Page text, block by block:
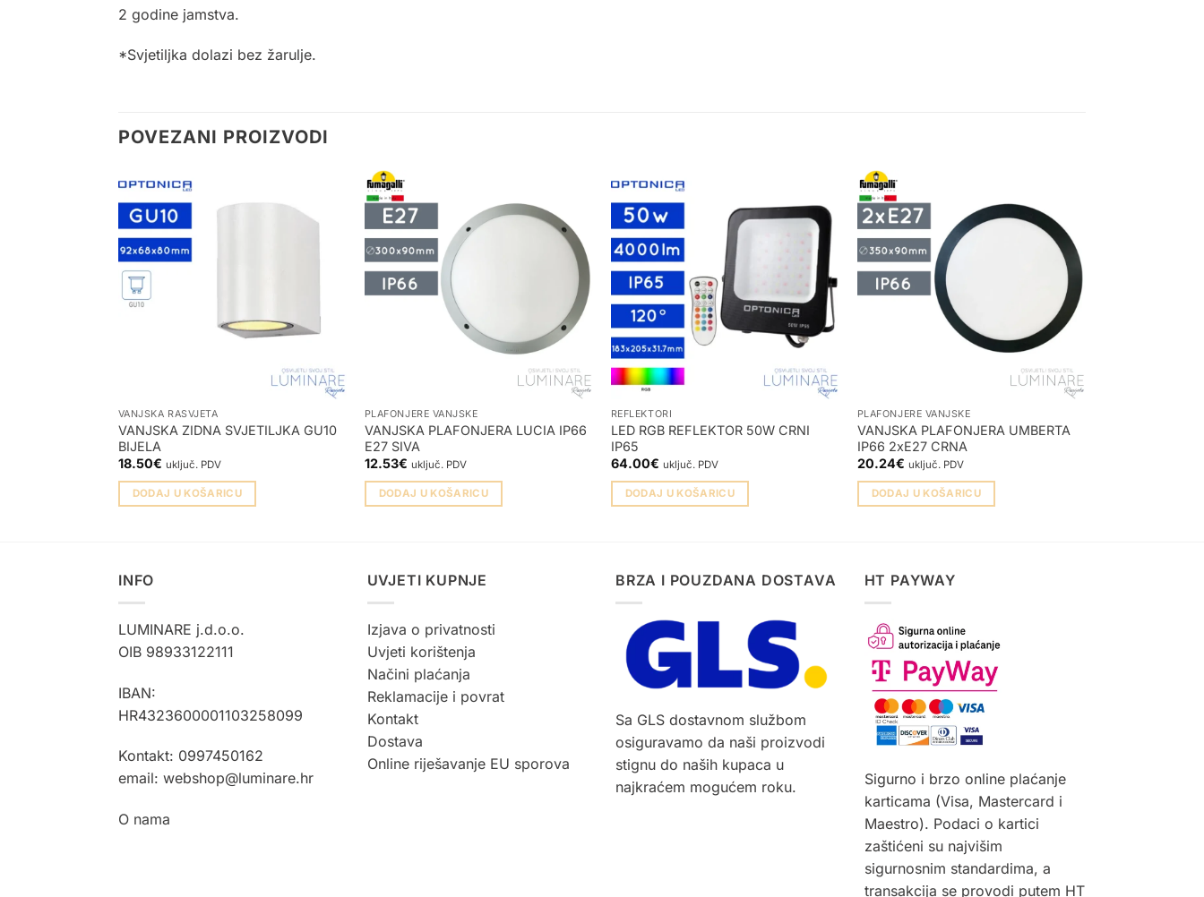
2 godine jamstva.
*Svjetiljka dolazi bez žarulje.
POVEZANI PROIZVODI
VANJSKA RASVJETA
VANJSKA ZIDNA SVJETILJKA GU10
BIJELA
18.50€ uključ. PDV
DODAJ U KOŠARICU
PLAFONJERE VANJSKE
VANJSKA PLAFONJERA LUCIA IP66
E27 SIVA
12.53€ uključ. PDV
DODAJ U KOŠARICU
REFLEKTORI
LED RGB REFLEKTOR 50W CRNI
IP65
64.00€ uključ. PDV
DODAJ U KOŠARICU
PLAFONJERE VANJSKE
VANJSKA PLAFONJERA UMBERTA
IP66 2xE27 CRNA
20.24€ uključ. PDV
DODAJ U KOŠARICU
INFO
LUMINARE j.d.o.o.
OIB 98933122111
IBAN:
HR4323600001103258099
Kontakt: 0997450162
email: webshop@luminare.hr
O nama
UVJETI KUPNJE
Izjava o privatnosti
Uvjeti korištenja
Načini plaćanja
Reklamacije i povrat
Kontakt
Dostava
Online riješavanje EU sporova
BRZA I POUZDANA DOSTAVA
Sa GLS dostavnom službom
osiguravamo da naši proizvodi
stignu do naših kupaca u
najkraćem mogućem roku.
HT PAYWAY
Sigurno i brzo online plaćanje
karticama (Visa, Mastercard i
Maestro). Podaci o kartici
zaštićeni su najvišim
sigurnosnim standardima, a
transakcija se provodi putem HT